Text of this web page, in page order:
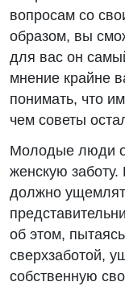
вопросам со
образом, вы
для вас он
мнение крайне
понимать, что
чем советы
Молодые люди
женскую
должно
об этом,
сверхзаботой,
собственную